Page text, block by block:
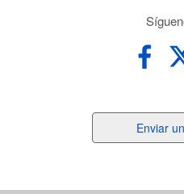
un
Enviar